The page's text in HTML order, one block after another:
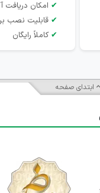
✔ امکان
✔ قابلیت نصب
✔ کاملاً رایگان
ابتدای صفحه